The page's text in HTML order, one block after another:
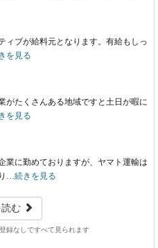
ィブが給料元となります。有給もしっ
を見る
がたくさんある地域ですと土日が暇に
を見る
業に勤めておりますが、ヤマト運輸は
… 続きを見る
む
録なしですべて見られます